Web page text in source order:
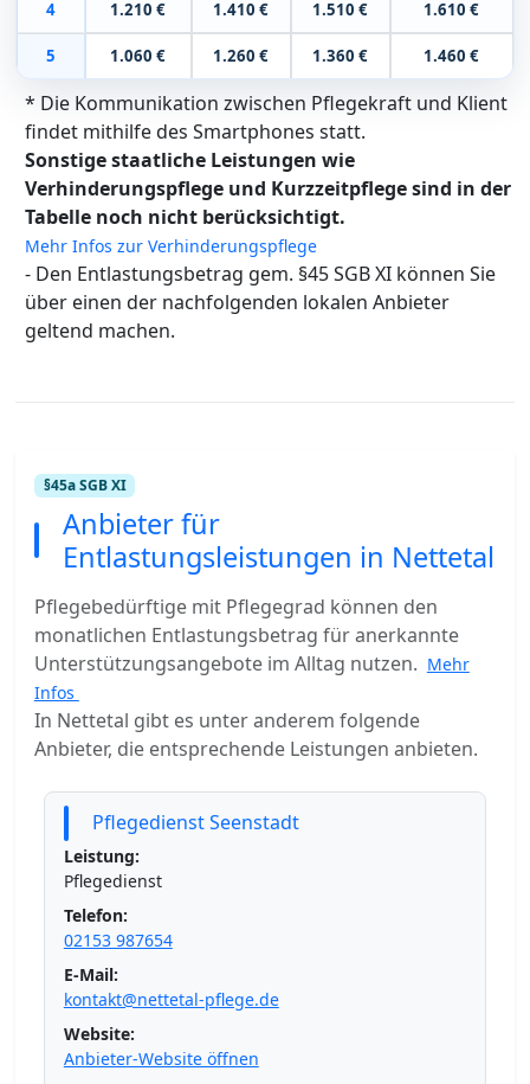
4 1.210 € 1.410 € 1.510 € 1.610 €
5 1.060 € 1.260 € 1.360 € 1.460 €
* Die Kommunikation zwischen Pflegekraft und Klient
findet mithilfe des Smartphones statt.
Sonstige staatliche Leistungen wie
Verhinderungspflege und Kurzzeitpflege sind in der
Tabelle noch nicht berücksichtigt.
Mehr Infos zur Verhinderungspflege
- Den Entlastungsbetrag gem. §45 SGB XI können Sie
über einen der nachfolgenden lokalen Anbieter
geltend machen.
§45a SGB XI
Anbieter für
Entlastungsleistungen in Nettetal
Pflegebedürftige mit Pflegegrad können den
monatlichen Entlastungsbetrag für anerkannte
Unterstützungsangebote im Alltag nutzen. Mehr
Infos
In Nettetal gibt es unter anderem folgende
Anbieter, die entsprechende Leistungen anbieten.
Pflegedienst Seenstadt
Leistung:
Pflegedienst
Telefon:
02153 987654
E-Mail:
kontakt@nettetal-pflege.de
Website:
Anbieter-Website öffnen